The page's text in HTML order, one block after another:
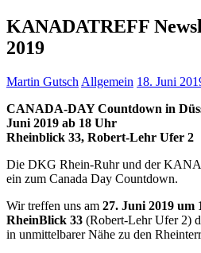
KANADATREFF
2019
Martin Gutsch Allgemein 18. Juni
CANADA-DAY Countdown in
Juni 2019 ab 18 Uhr
Rheinblick 33, Robert-Lehr Ufer 2
Die DKG Rhein-Ruhr und der
ein zum Canada Day Countdown.
Wir treffen uns am 27. Juni 2019 um
RheinBlick 33 (Robert-Lehr Ufer 2)
in unmittelbarer Nähe zu den